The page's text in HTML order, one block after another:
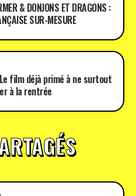
& DONJONS ET DRAGONS :
SUR-MESURE
Le film déjà primé à ne surtout
à la rentrée